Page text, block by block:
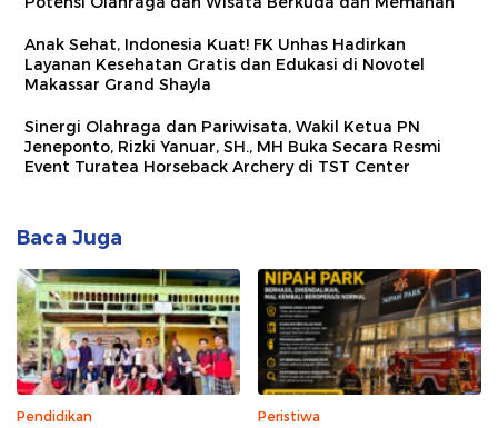
Anak Sehat, Indonesia Kuat! FK Unhas Hadirkan
Layanan Kesehatan Gratis dan Edukasi di Novotel
Makassar Grand Shayla
Sinergi Olahraga dan Pariwisata, Wakil Ketua PN
Jeneponto, Rizki Yanuar, SH., MH Buka Secara Resmi
Event Turatea Horseback Archery di TST Center
Baca Juga
Pendidikan Peristiwa